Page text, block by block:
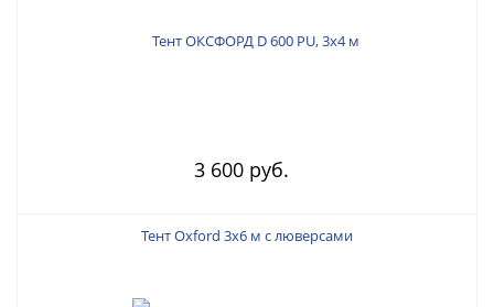
3 600 руб.
Тент Oxford 3х6 м с люверсами